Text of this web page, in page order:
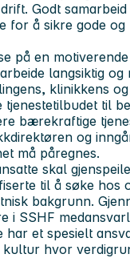
Godt
for å sikre gode
på en
langsiktig
klinikkens
til
bærekraftige
og
må påregnes.
skal
til å søke hos
bakgrunn.
i SSHF
har et spesielt
hvor